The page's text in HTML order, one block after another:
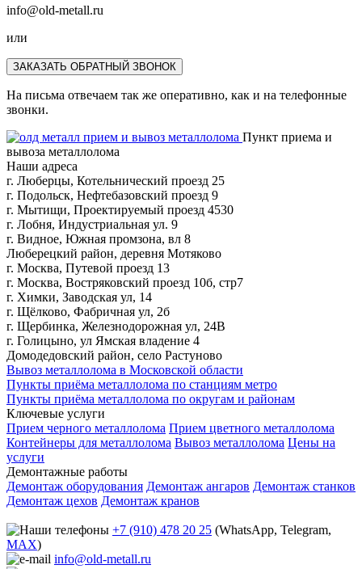
info@old-metall.ru
или
ЗАКАЗАТЬ ОБРАТНЫЙ ЗВОНОК
На письма отвечаем так же оперативно, как и на телефонные
звонки.
Пункт приема и
вывоза металлолома
Наши адреса
г. Люберцы, Котельнический проезд 25
г. Подольск, Нефтебазовский проезд 9
г. Мытищи, Проектируемый проезд 4530
г. Лобня, Индустриальная ул. 9
г. Видное, Южная промзона, вл 8
Люберецкий район, деревня Мотяково
г. Москва, Путевой проезд 13
г. Москва, Востряковский проезд 10б, стр7
г. Химки, Заводская ул, 14
г. Щёлково, Фабричная ул, 2б
г. Щербинка, Железнодорожная ул, 24В
г. Голицыно, ул Ямская владение 4
Домодедовский район, село Растуново
Вывоз металлолома в Московской области
Пункты приёма металлолома по станциям метро
Пункты приёма металлолома по округам и районам
Ключевые услуги
Прием черного металлолома Прием цветного металлолома
Контейнеры для металлолома Вывоз металлолома Цены на
услуги
Демонтажные работы
Демонтаж оборудования Демонтаж ангаров Демонтаж станков
Демонтаж цехов Демонтаж кранов
+7 (910) 478 20 25 (WhatsApp, Telegram,
MAX)
info@old-metall.ru